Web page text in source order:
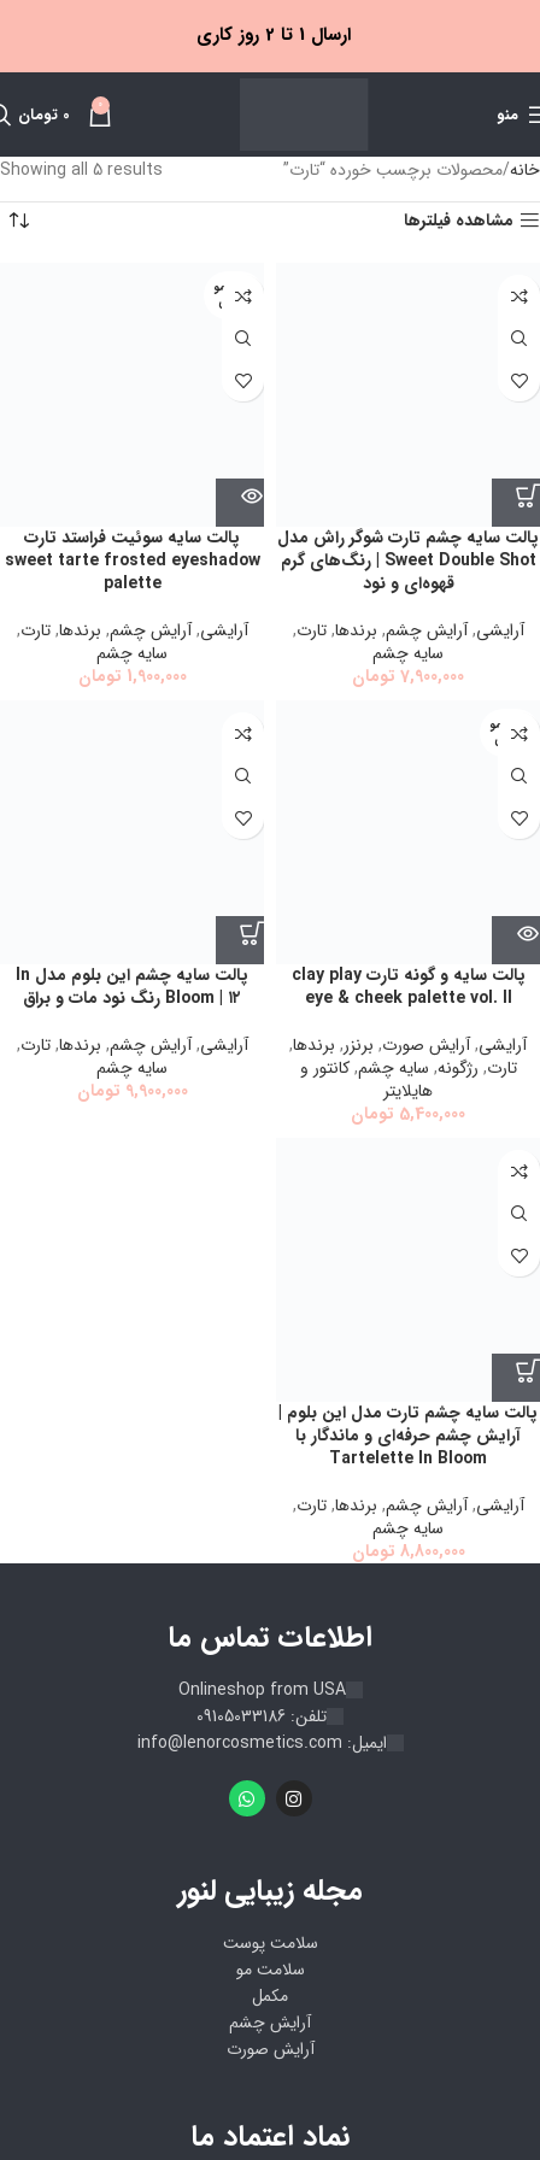
ارسال 1 تا 2 روز کاری
منو 0
0 تومان
خانه محصولات برچسب خورده “تارت”
Showing all 5 results
مشاهده فیلترها
پالت سایه چشم تارت شوگر راش مدل
Sweet Double Shot | رنگ‌های گرم
قهوه‌ای و نود
آرایشی,آرايش چشم, برندها,تارت,
سايه چشم
7,900,000 تومان
اتمام مو
جودی
پالت سايه سوئيت فراستد تارت
sweet tarte frosted eyeshadow
palette
آرایشی,آرايش چشم, برندها,تارت,
سايه چشم
1,900,000 تومان
اتمام مو
جودی
پالت سايه و گونه تارت clay play
eye & cheek palette vol. II
آرایشی,آرايش صورت, برنزر, برندها,
تارت, رژگونه, سايه چشم,كانتور و
هايلايتر
5,400,000 تومان
پالت سایه چشم این بلوم مدل In
Bloom | ۱۲ رنگ نود مات و براق
آرایشی,آرايش چشم, برندها,تارت,
سايه چشم
9,900,000 تومان
پالت سایه چشم تارت مدل این بلوم |
آرایش چشم حرفه‌ای و ماندگار با
Tartelette In Bloom
آرایشی,آرايش چشم, برندها,تارت,
سايه چشم
8,800,000 تومان
اطلاعات تماس ما
Onlineshop from USA
تلفن: 09105033186
ایمیل: info@lenorcosmetics.com
مجله زیبایی لنور
سلامت پوست
سلامت مو
مکمل
آرایش چشم
آرایش صورت
نماد اعتماد ما